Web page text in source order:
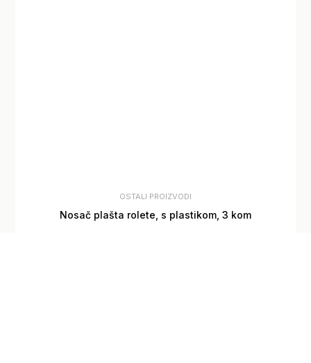
OSTALI PROIZVODI
Nosač plašta rolete, s plastikom, 3 kom